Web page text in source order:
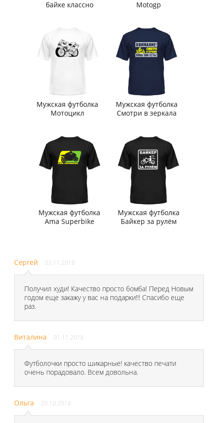
байке классно
Motogp
Мужская футболка
Мотоцикл
Мужская футболка
Смотри в зеркала
Мужская футболка
Ama Superbike
Мужская футболка
Байкер за рулём
Сергей 03.11.2018
Получил худи! Качество просто бомба! Перед Новым
годом еще закажу у вас на подарки!!! Спасибо еще
раз.
Виталина 01.11.2018
Футболочки просто шикарные! качество печати
очень порадовало. Всем довольна.
Ольга 29.10.2018